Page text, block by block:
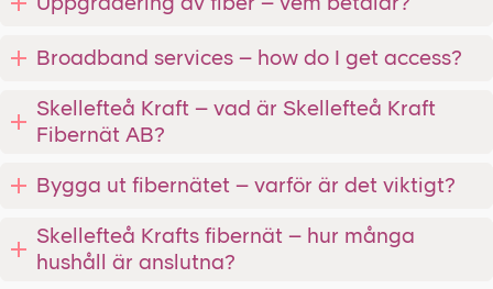
Broadband services – how do I get access?
Skellefteå Kraft – vad är Skellefteå Kraft
Fibernät AB?
Bygga ut fibernätet – varför är det viktigt?
Skellefteå Krafts fibernät – hur många
hushåll är anslutna?